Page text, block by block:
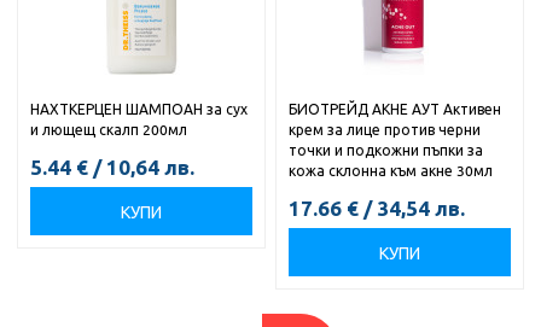
НАХТКЕРЦЕН ШАМПОАН за сух
и лющещ скалп 200мл
5.44 € / 10,64 лв.
КУПИ
БИОТРЕЙД АКНЕ АУТ Активен
крем за лице против черни
точки и подкожни пъпки за
кожа склонна към акне 30мл
17.66 € / 34,54 лв.
КУПИ